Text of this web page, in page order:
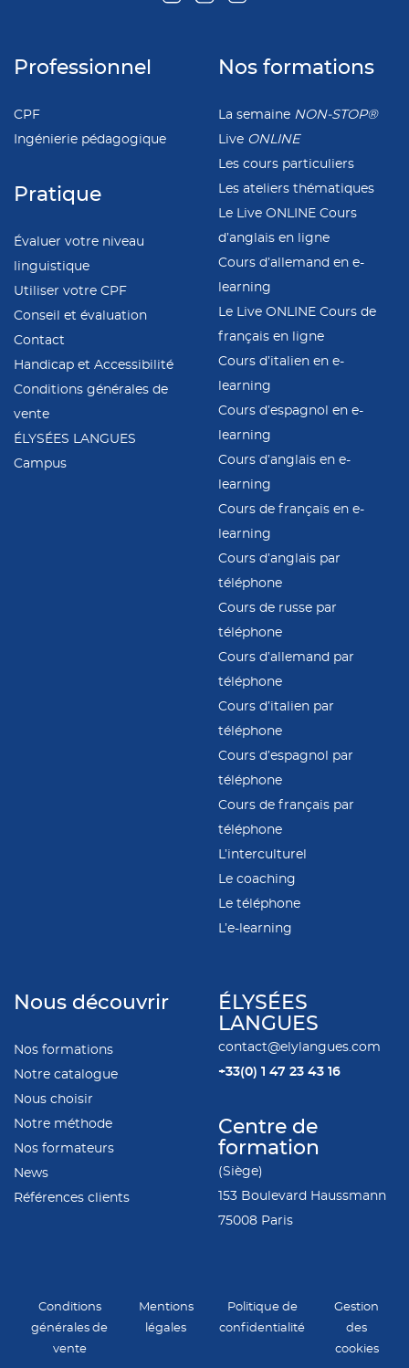
Professionnel
CPF
Ingénierie pédagogique
Pratique
Évaluer votre niveau
linguistique
Utiliser votre CPF
Conseil et évaluation
Contact
Handicap et Accessibilité
Conditions générales de
vente
ÉLYSÉES LANGUES
Campus
Nos formations
La semaine NON-STOP®
Live ONLINE
Les cours particuliers
Les ateliers thématiques
Le Live ONLINE Cours
d’anglais en ligne
Cours d’allemand en e-
learning
Le Live ONLINE Cours de
français en ligne
Cours d’italien en e-
learning
Cours d’espagnol en e-
learning
Cours d’anglais en e-
learning
Cours de français en e-
learning
Cours d’anglais par
téléphone
Cours de russe par
téléphone
Cours d’allemand par
téléphone
Cours d’italien par
téléphone
Cours d’espagnol par
téléphone
Cours de français par
téléphone
L’interculturel
Le coaching
Le téléphone
L’e-learning
Nous découvrir
Nos formations
Notre catalogue
Nous choisir
Notre méthode
Nos formateurs
News
Références clients
ÉLYSÉES
LANGUES
contact@elylangues.com
+33(0) 1 47 23 43 16
Centre de
formation
(Siège)
153 Boulevard Haussmann
75008 Paris
Conditions
générales de
vente
Mentions
légales
Politique de
confidentialité
Gestion
des
cookies